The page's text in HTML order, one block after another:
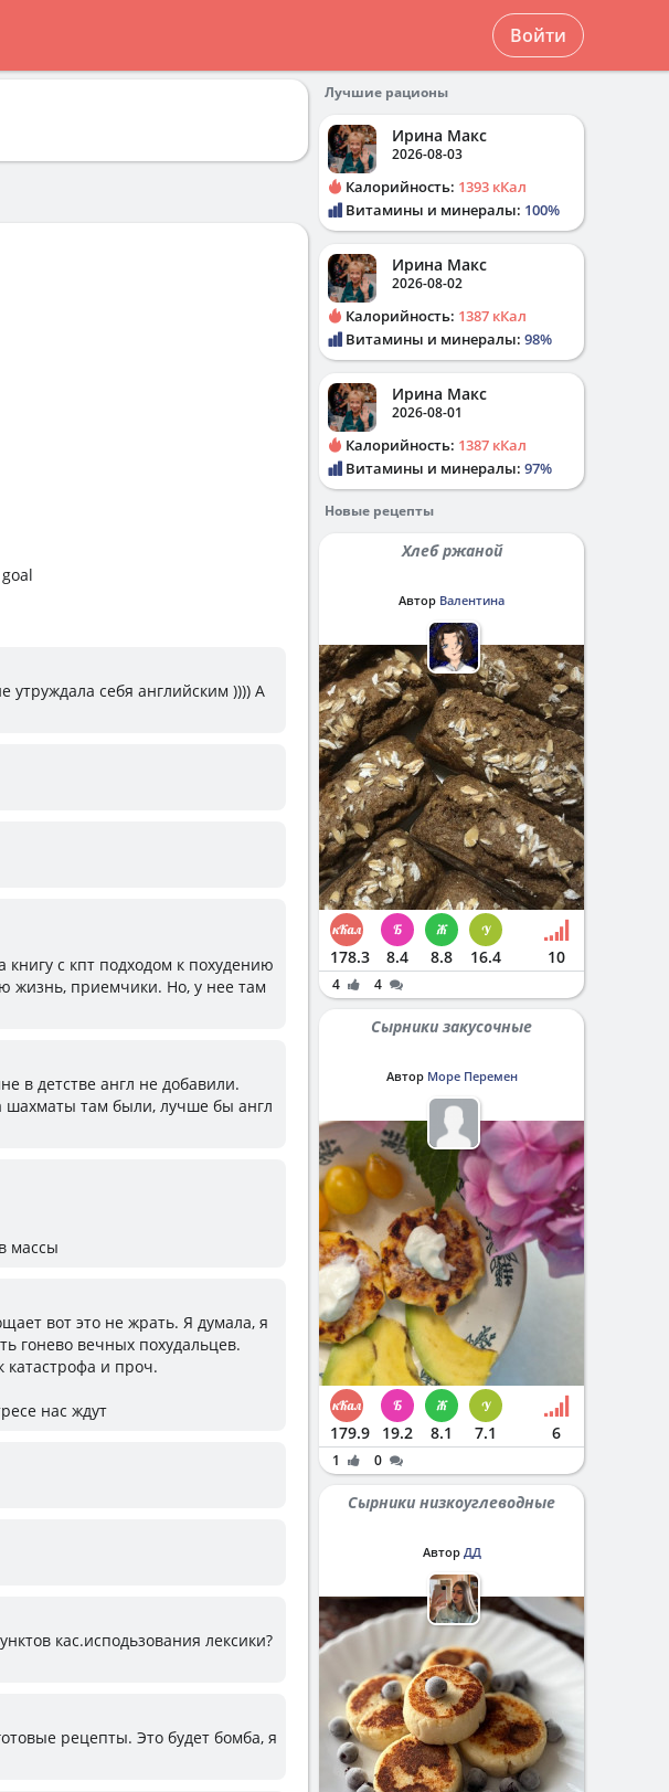
Войти
себя английским )))) А
с кпт подходом к похудению
жизнь, приемчики. Но, у нее там
в детстве англ не добавили.
шахматы там были, лучше бы англ
массы
вот это не жрать. Я думала, я
гонево вечных похудальцев.
катастрофа и проч.
нас ждут
кас.исподьзования лексики?
рецепты. Это будет бомба, я
Лучшие рационы
Ирина Макс
2026-08-03
Калорийность: 1393 кКал
Витамины и минералы: 100%
Ирина Макс
2026-08-02
Калорийность: 1387 кКал
Витамины и минералы: 98%
Ирина Макс
2026-08-01
Калорийность: 1387 кКал
Витамины и минералы: 97%
Новые рецепты
Хлеб ржаной
Автор Валентина
178.3 8.4 8.8 16.4 10
4 4
Сырники закусочные
Автор Море Перемен
179.9 19.2 8.1 7.1 6
1 0
Сырники низкоуглеводные
Автор ДД